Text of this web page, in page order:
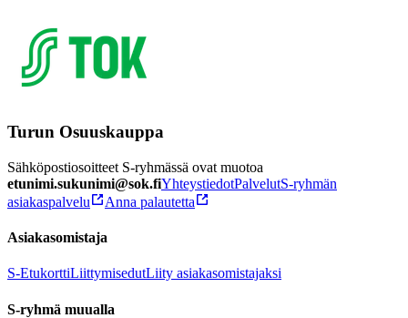
Turun Osuuskauppa
Sähköpostiosoitteet S-ryhmässä ovat muotoa
etunimi.sukunimi@sok.fiYhteystiedotPalvelutS-ryhmän
asiakaspalvelu
Anna palautetta
Asiakasomistaja
S-EtukorttiLiittymisedutLiity asiakasomistajaksi
S-ryhmä muualla